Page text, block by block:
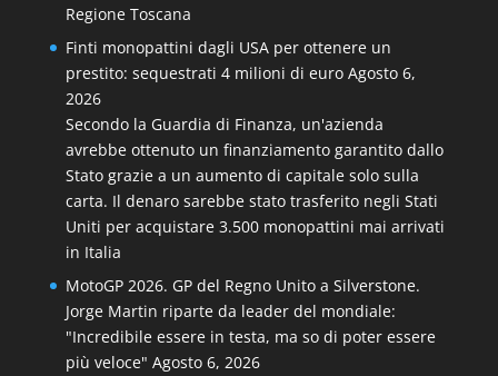
Regione Toscana
Finti monopattini dagli USA per ottenere un
prestito: sequestrati 4 milioni di euro Agosto 6,
2026
Secondo la Guardia di Finanza, un'azienda
avrebbe ottenuto un finanziamento garantito dallo
Stato grazie a un aumento di capitale solo sulla
carta. Il denaro sarebbe stato trasferito negli Stati
Uniti per acquistare 3.500 monopattini mai arrivati
in Italia
MotoGP 2026. GP del Regno Unito a Silverstone.
Jorge Martin riparte da leader del mondiale:
"Incredibile essere in testa, ma so di poter essere
più veloce" Agosto 6, 2026